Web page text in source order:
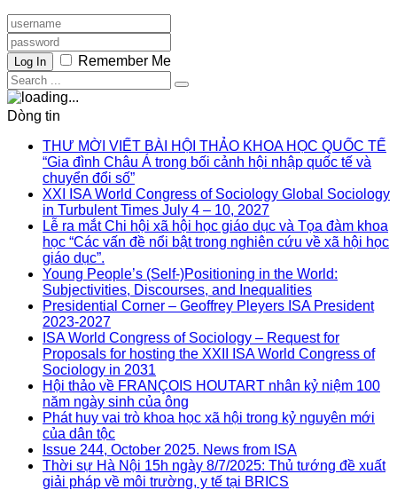
Log In Remember Me
Dòng tin
THƯ MỜI VIẾT BÀI HỘI THẢO KHOA HỌC QUỐC TẾ
“Gia đình Châu Á trong bối cảnh hội nhập quốc tế và
chuyển đổi số”
XXI ISA World Congress of Sociology Global Sociology
in Turbulent Times July 4 – 10, 2027
Lễ ra mắt Chi hội xã hội học giáo dục và Tọa đàm khoa
học “Các vấn đề nổi bật trong nghiên cứu về xã hội học
giáo dục”.
Young People’s (Self-)Positioning in the World:
Subjectivities, Discourses, and Inequalities
Presidential Corner – Geoffrey Pleyers ISA President
2023-2027
ISA World Congress of Sociology – Request for
Proposals for hosting the XXII ISA World Congress of
Sociology in 2031
Hội thảo về FRANÇOIS HOUTART nhân kỷ niệm 100
năm ngày sinh của ông
Phát huy vai trò khoa học xã hội trong kỷ nguyên mới
của dân tộc
Issue 244, October 2025. News from ISA
Thời sự Hà Nội 15h ngày 8/7/2025: Thủ tướng đề xuất
giải pháp về môi trường, y tế tại BRICS